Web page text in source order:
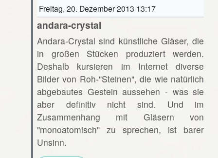
Freitag, 20. Dezember 2013 13:17
andara-crystal
Andara-Crystal sind künstliche Gläser, die
in großen Stücken produziert werden.
Deshalb kursieren im Internet diverse
Bilder von Roh-"Steinen", die wie natürlich
abgebautes Gestein aussehen - was sie
aber definitiv nicht sind. Und im
Zusammenhang mit Gläsern von
"monoatomisch" zu sprechen, ist barer
Unsinn.